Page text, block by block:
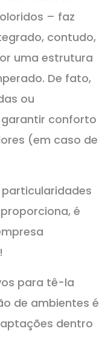
– faz
contudo,
uma estrutura
De fato,
ou
conforto
(em caso de
é
para tê-la
de ambientes é
dentro